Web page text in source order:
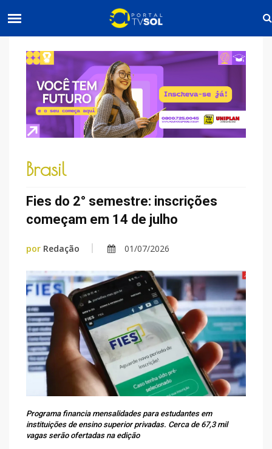
Brasil
Fies do 2° semestre: inscrições
começam em 14 de julho
por Redação 01/07/2026
Programa financia mensalidades para estudantes em
instituições de ensino superior privadas. Cerca de 67,3 mil
vagas serão ofertadas na edição